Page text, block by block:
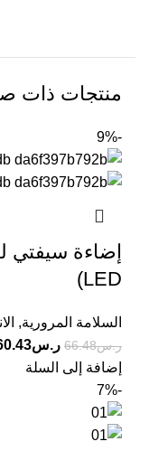
منتجات ذات
-9%
إضاءة سيفتي
LED)
السلامة المرورية,
ر.س66.48 ر.س
إضافة إلى السلة
-7%